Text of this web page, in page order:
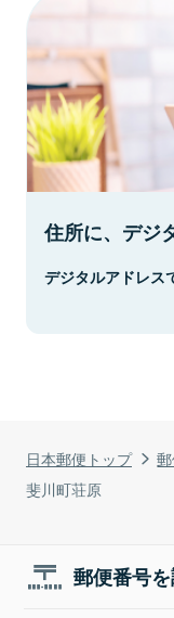
日本郵便トップ
斐川町荘原
住所に、デジ
デジタルアドレス
郵便番号